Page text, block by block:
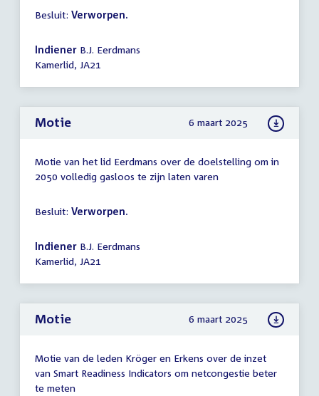
Besluit: Verworpen.
Indiener B.J. Eerdmans
Kamerlid, JA21
Motie 6 maart 2025
Motie van het lid Eerdmans over de doelstelling om in
2050 volledig gasloos te zijn laten varen
Besluit: Verworpen.
Indiener B.J. Eerdmans
Kamerlid, JA21
Motie 6 maart 2025
Motie van de leden Kröger en Erkens over de inzet
van Smart Readiness Indicators om netcongestie beter
te meten